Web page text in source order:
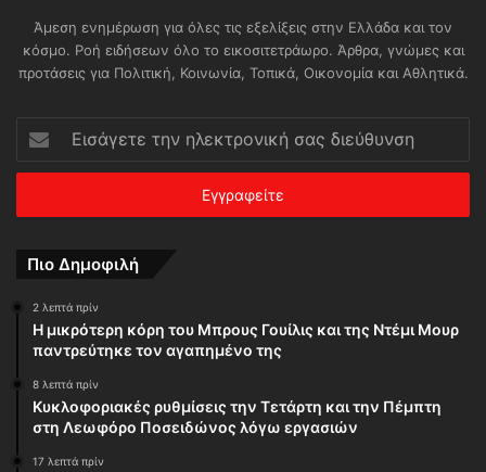
Άμεση ενημέρωση για όλες τις εξελίξεις στην Ελλάδα και τον
κόσμο. Ροή ειδήσεων όλο το εικοσιτετράωρο. Άρθρα, γνώμες και
προτάσεις για Πολιτική, Κοινωνία, Τοπικά, Οικονομία και Αθλητικά.
την
ηλεκτρονική
διεύθυνση
Πιο Δημοφιλή
2 λεπτά πρίν
Η μικρότερη κόρη του Μπρους Γουίλις και της Ντέμι Μουρ
παντρεύτηκε τον αγαπημένο της
8 λεπτά πρίν
Κυκλοφοριακές ρυθμίσεις την Τετάρτη και την Πέμπτη
στη Λεωφόρο Ποσειδώνος λόγω εργασιών
17 λεπτά πρίν